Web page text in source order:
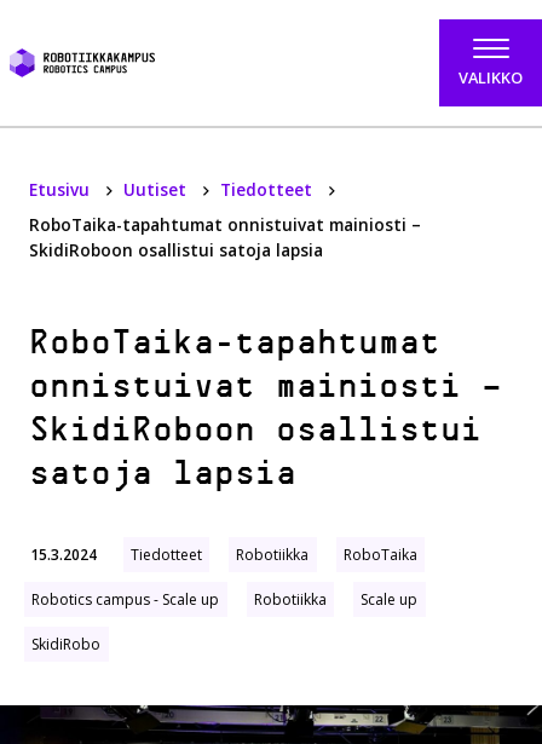
VALIKKO
Etusivu Uutiset
Tiedotteet
RoboTaika-tapahtumat onnistuivat mainiosti –
SkidiRoboon osallistui satoja lapsia
RoboTaika-tapahtumat
onnistuivat mainiosti –
SkidiRoboon osallistui
satoja lapsia
15.3.2024 Tiedotteet Robotiikka RoboTaika
Robotics campus - Scale up Robotiikka Scale up
SkidiRobo